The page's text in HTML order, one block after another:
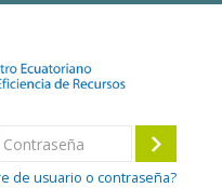
Acceder
de usuario o contraseña?